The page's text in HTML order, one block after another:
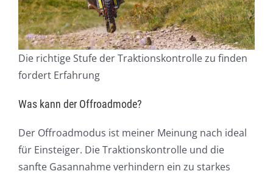
Die richtige Stufe der Traktionskontrolle zu finden
fordert Erfahrung
Was kann der Offroadmode?
Der Offroadmodus ist meiner Meinung nach ideal
für Einsteiger. Die Traktionskontrolle und die
sanfte Gasannahme verhindern ein zu starkes